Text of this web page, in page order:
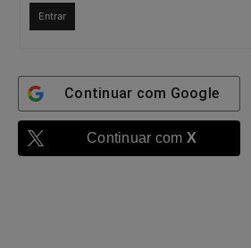
Entrar
Continuar com Google
Continuar com X